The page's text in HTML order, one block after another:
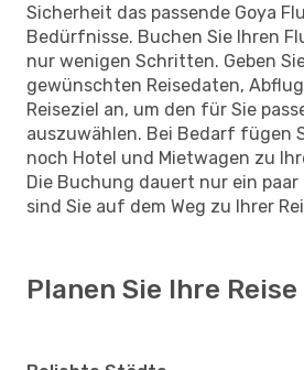
Sicherheit das passende Goya
Bedürfnisse. Buchen Sie Ihren
nur wenigen Schritten. Geben
gewünschten Reisedaten,
Reiseziel an, um den für Sie
auszuwählen. Bei Bedarf fügen
noch Hotel und Mietwagen zu
Die Buchung dauert nur ein
sind Sie auf dem Weg zu Ihrer
Planen Sie Ihre Reise